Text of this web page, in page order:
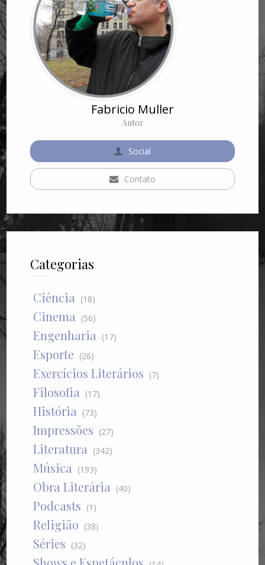
Fabricio Muller
Autor
Social
Contato
Categorias
Ciência (18)
Cinema (56)
Engenharia (17)
Esporte (26)
Exercícios Literários (7)
Filosofia (17)
História (73)
Impressões (27)
Literatura (342)
Música (193)
Obra Literária (40)
Podcasts (1)
Religião (38)
Séries (32)